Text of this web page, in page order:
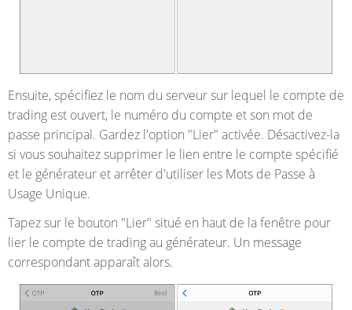
Ensuite, spécifiez le nom du serveur sur lequel le compte de
trading est ouvert, le numéro du compte et son mot de
passe principal. Gardez l'option "Lier" activée. Désactivez-la
si vous souhaitez supprimer le lien entre le compte spécifié
et le générateur et arrêter d'utiliser les Mots de Passe à
Usage Unique.
Tapez sur le bouton "Lier" situé en haut de la fenêtre pour
lier le compte de trading au générateur. Un message
correspondant apparaît alors.